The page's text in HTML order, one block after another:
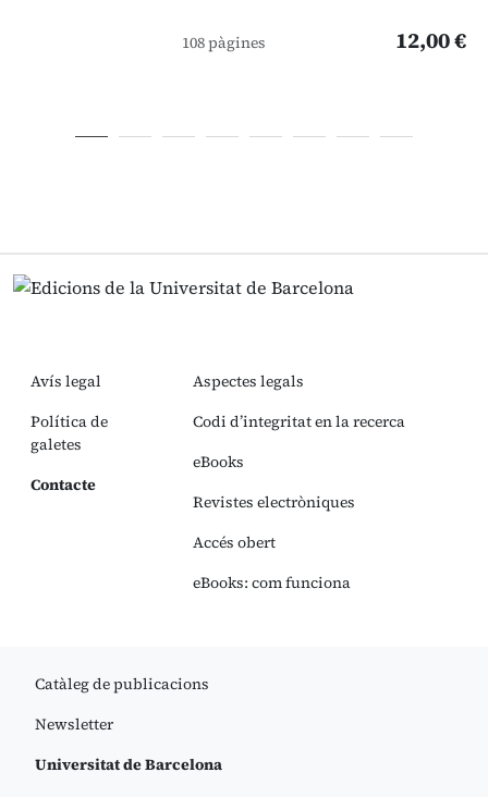
108 pàgines 12,00 €
Avís legal
Política de
galetes
Contacte
Aspectes legals
Codi d’integritat en la recerca
eBooks
Revistes electròniques
Accés obert
eBooks: com funciona
Catàleg de publicacions
Newsletter
Universitat de Barcelona